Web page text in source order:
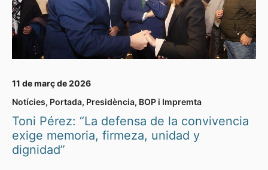
11 de març de 2026
Notícies, Portada, Presidència, BOP i Impremta
Toni Pérez: “La defensa de la convivencia
exige memoria, firmeza, unidad y
dignidad”